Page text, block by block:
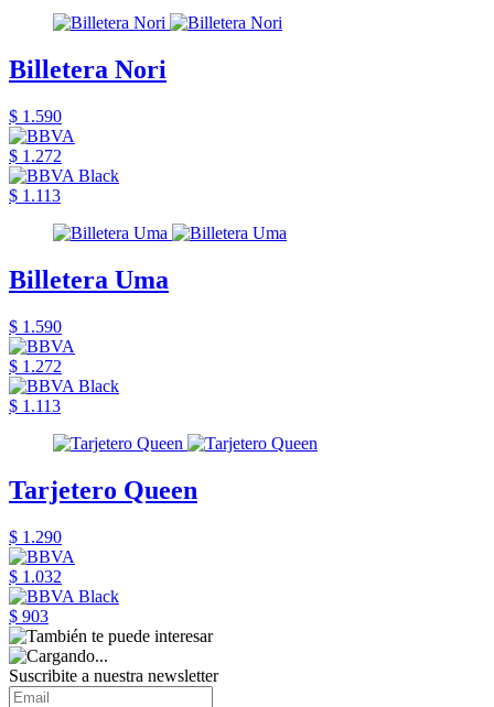
Billetera Nori
$ 1.590
$ 1.272
$ 1.113
Billetera Uma
$ 1.590
$ 1.272
$ 1.113
Tarjetero Queen
$ 1.290
$ 1.032
$ 903
Suscribite a nuestra newsletter